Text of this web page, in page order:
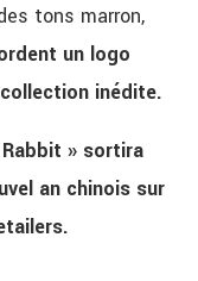
tons marron,
un logo
inédite.
» sortira
an chinois sur